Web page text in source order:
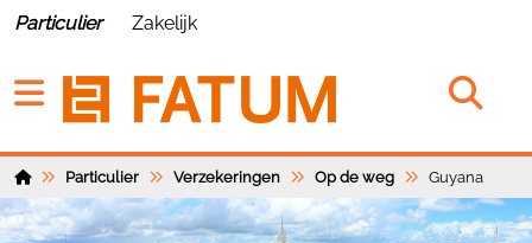
Particulier Zakelijk
Particulier Verzekeringen Op de weg Guyana